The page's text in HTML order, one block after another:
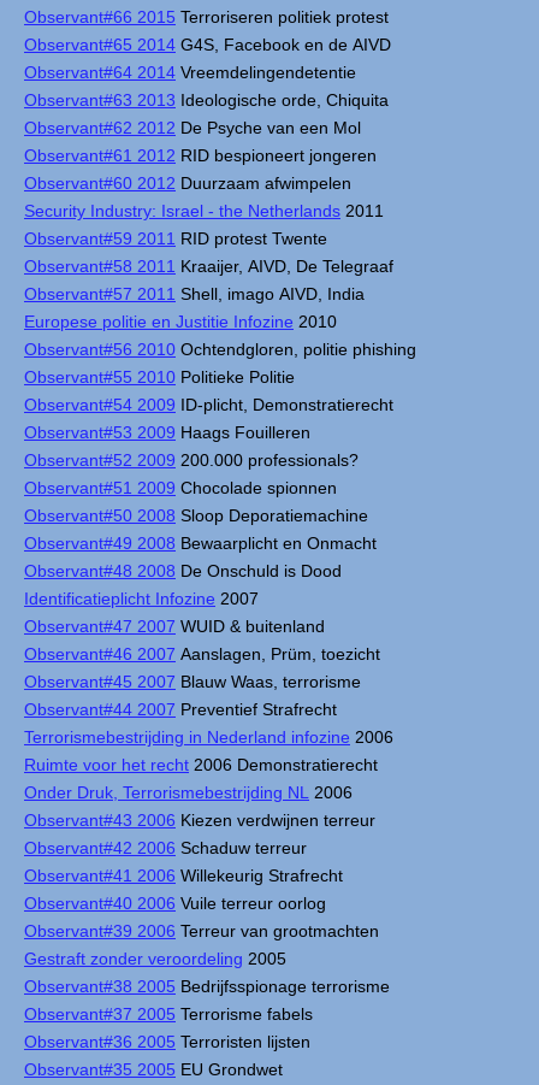
Observant#66 2015 Terroriseren politiek protest
Observant#65 2014 G4S, Facebook en de AIVD
Observant#64 2014 Vreemdelingendetentie
Observant#63 2013 Ideologische orde, Chiquita
Observant#62 2012 De Psyche van een Mol
Observant#61 2012 RID bespioneert jongeren
Observant#60 2012 Duurzaam afwimpelen
Security Industry: Israel - the Netherlands 2011
Observant#59 2011 RID protest Twente
Observant#58 2011 Kraaijer, AIVD, De Telegraaf
Observant#57 2011 Shell, imago AIVD, India
Europese politie en Justitie Infozine 2010
Observant#56 2010 Ochtendgloren, politie phishing
Observant#55 2010 Politieke Politie
Observant#54 2009 ID-plicht, Demonstratierecht
Observant#53 2009 Haags Fouilleren
Observant#52 2009 200.000 professionals?
Observant#51 2009 Chocolade spionnen
Observant#50 2008 Sloop Deporatiemachine
Observant#49 2008 Bewaarplicht en Onmacht
Observant#48 2008 De Onschuld is Dood
Identificatieplicht Infozine 2007
Observant#47 2007 WUID & buitenland
Observant#46 2007 Aanslagen, Prüm, toezicht
Observant#45 2007 Blauw Waas, terrorisme
Observant#44 2007 Preventief Strafrecht
Terrorismebestrijding in Nederland infozine 2006
Ruimte voor het recht 2006 Demonstratierecht
Onder Druk, Terrorismebestrijding NL
2006
Observant#43 2006 Kiezen verdwijnen terreur
Observant#42 2006 Schaduw terreur
Observant#41 2006 Willekeurig Strafrecht
Observant#40 2006 Vuile terreur oorlog
Observant#39 2006 Terreur van grootmachten
Gestraft zonder veroordeling 2005
Observant#38 2005 Bedrijfsspionage terrorisme
Observant#37 2005 Terrorisme fabels
Observant#36 2005 Terroristen lijsten
Observant#35 2005 EU Grondwet